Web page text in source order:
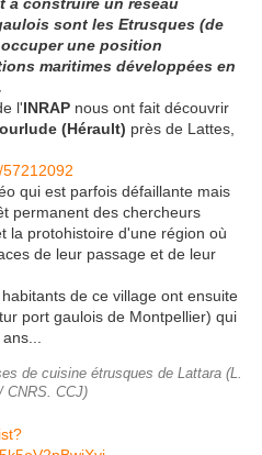
sont les Etrusques (de
une position
maritimes développées en
l'INRAP nous ont fait découvrir
(Hérault) près de Lattes,
qui est parfois défaillante mais
permanent des chercheurs
la protohistoire d'une région où
de leur passage et de leur
de ce village ont ensuite
port gaulois de Montpellier) qui
de cuisine étrusques de Lattara (L.
CNRS. CCJ)